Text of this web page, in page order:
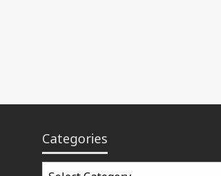
Categories
Categories